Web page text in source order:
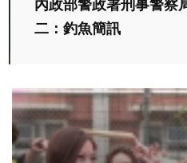
內政部警政署刑事警察
二：釣魚簡訊